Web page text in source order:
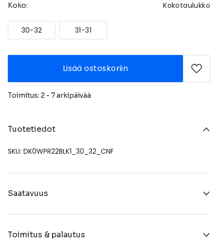
Koko: Kokotaulukko
30-32 31-31
Lisää ostoskoriin
Toimitus: 2 - 7 arkipäivää
Tuotetiedot
SKU: DK0WPR22BLK1_30_32_CNF
Saatavuus
Toimitus & palautus